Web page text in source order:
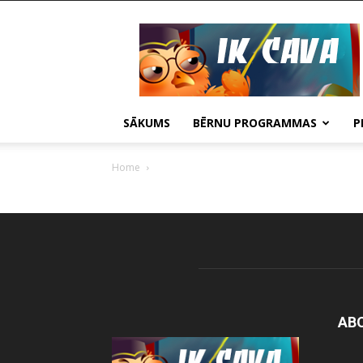
IKCAVA
Daugavpils
SĀKUMS BĒRNU PROGRAMMAS
Home